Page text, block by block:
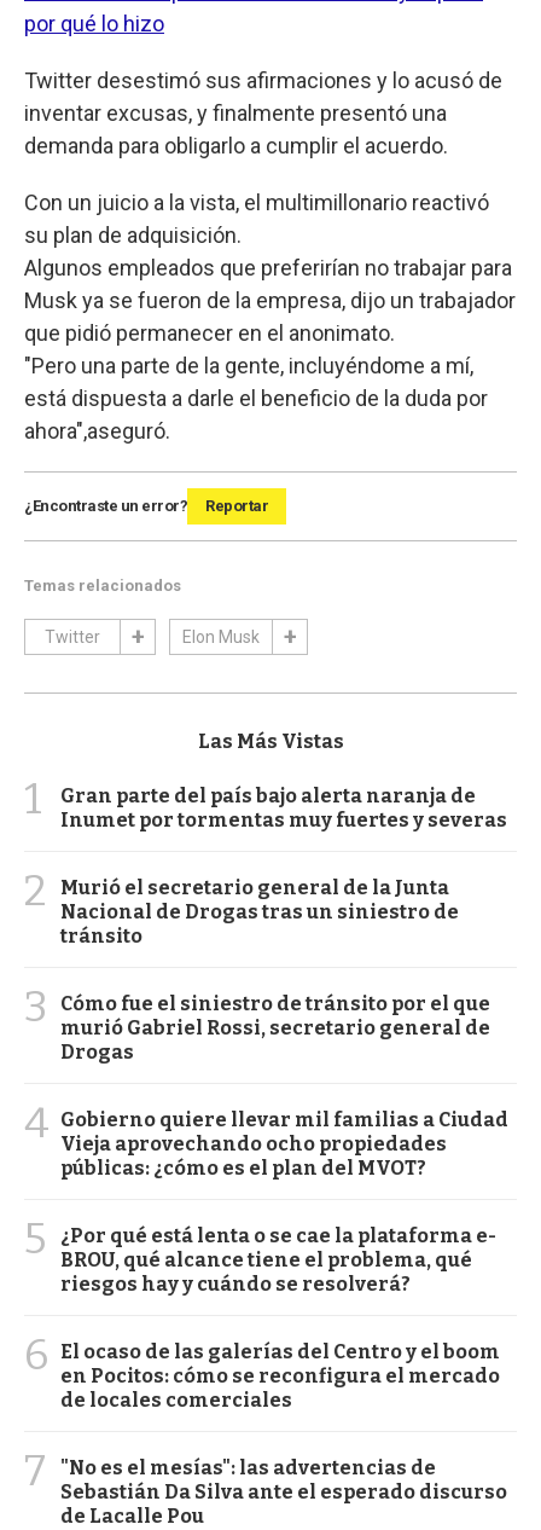
por qué lo hizo
Twitter desestimó sus afirmaciones y lo acusó de
inventar excusas, y finalmente presentó una
demanda para obligarlo a cumplir el acuerdo.
Con un juicio a la vista, el multimillonario reactivó
su plan de adquisición.
Algunos empleados que preferirían no trabajar para
Musk ya se fueron de la empresa, dijo un trabajador
que pidió permanecer en el anonimato.
"Pero una parte de la gente, incluyéndome a mí,
está dispuesta a darle el beneficio de la duda por
ahora",aseguró.
¿Encontraste un error? Reportar
Temas relacionados
Twitter Elon Musk
Las Más Vistas
1
Gran parte del país bajo alerta naranja de
Inumet por tormentas muy fuertes y severas
2
Murió el secretario general de la Junta
Nacional de Drogas tras un siniestro de
tránsito
3
Cómo fue el siniestro de tránsito por el que
murió Gabriel Rossi, secretario general de
Drogas
4 Gobierno quiere llevar mil familias a Ciudad
Vieja aprovechando ocho propiedades
públicas: ¿cómo es el plan del MVOT?
5
¿Por qué está lenta o se cae la plataforma e-
BROU, qué alcance tiene el problema, qué
riesgos hay y cuándo se resolverá?
6
El ocaso de las galerías del Centro y el boom
en Pocitos: cómo se reconfigura el mercado
de locales comerciales
7
"No es el mesías": las advertencias de
Sebastián Da Silva ante el esperado discurso
de Lacalle Pou